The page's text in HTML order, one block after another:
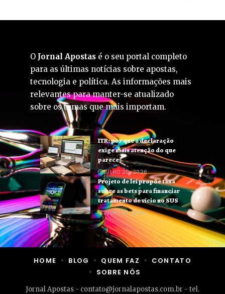
O Jornal Apostas é o seu portal completo
para as últimas notícias sobre apostas,
tecnologia e política. As informações mais
relevantes para manter-se atualizado
sobre os temas que mais importam.
ITR: por que a declaração
exige mais atenção do que
parece?
JULHO 20, 2026
Projeto de lei propõe taxa
sobre as bets para financiar
tratamento de vício no SUS
JULHO 27, 2026
Jornal Apostas - contato@jornalapostas.com.br - tel.
HOME BLOG QUEM FAZ
CONTATO
SOBRE NÓS